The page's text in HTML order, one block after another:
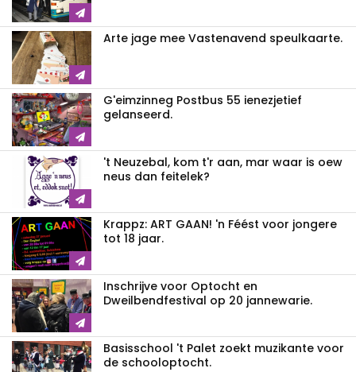
Arte jage mee Vastenavend speulkaarte.
G'eimzinneg Postbus 55 ienezjetief
gelanseerd.
't Neuzebal, kom t'r aan, mar waar is oew
neus dan feitelek?
Krappz: ART GAAN! 'n Féést voor jongere
tot 18 jaar.
Inschrijve voor Optocht en
Dweilbendfestival op 20 jannewarie.
Basisschool 't Palet zoekt muzikante voor
de schooloptocht.